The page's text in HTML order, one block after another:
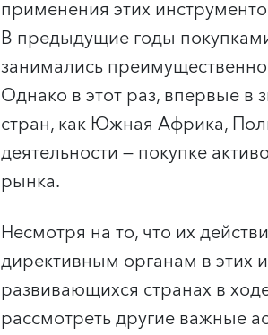
применения этих
В предыдущие годы
занимались
Однако в этот раз, впервые в
стран, как Южная Африка,
деятельности — покупке
рынка.
Несмотря на то, что их
директивным органам в
развивающихся странах в
рассмотреть другие важные